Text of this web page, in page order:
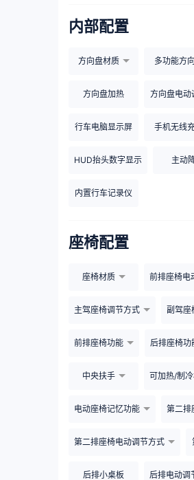
内部配置
方向盘材质 多功能方
方向盘加热 方向盘电动
行车电脑显示屏 手机无线
HUD抬头数字显示 主动
内置行车记录仪
座椅配置
座椅材质 前排座椅电
主驾座椅调节方式 副驾座
前排座椅功能 后排座椅功
中央扶手 可加热/制
电动座椅记忆功能 第二排
第二排座椅电动调节方式
后排小桌板 后排电动调